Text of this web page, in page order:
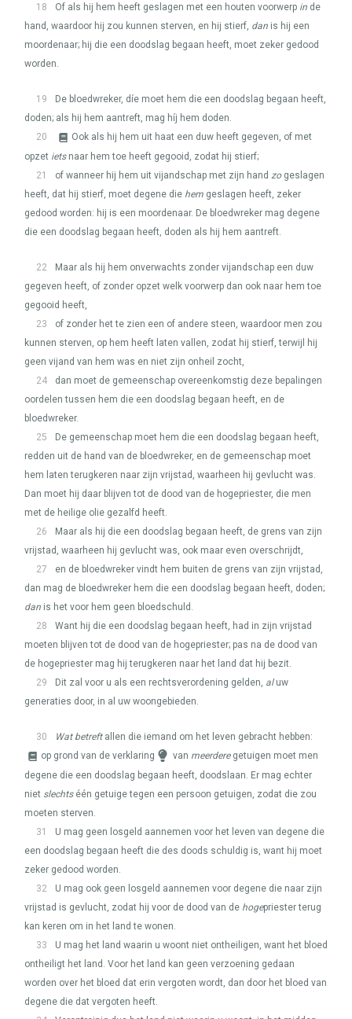
18
Of als hij hem heeft geslagen met een houten voorwerp in de
hand, waardoor hij zou kunnen sterven, en hij stierf, dan is hij een
moordenaar; hij die een doodslag begaan heeft, moet zeker gedood
worden.
19
De bloedwreker, díe moet hem die een doodslag begaan heeft,
doden; als hij hem aantreft, mag híj hem doden.
20
Ook als hij hem uit haat een duw heeft gegeven, of met
opzet ietsnaar hem toe heeft gegooid, zodat hij stierf;
21
of wanneer hij hem uit vijandschap met zijn hand zogeslagen
heeft, dat hij stierf, moet degene die hem geslagen heeft, zeker
gedood worden: hij is een moordenaar. De bloedwreker mag degene
die een doodslag begaan heeft, doden als hij hem aantreft.
22
Maar als hij hem onverwachts zonder vijandschap een duw
gegeven heeft, of zonder opzet welk voorwerp dan ook naar hem toe
gegooid heeft,
23
of zonder het te zien een of andere steen, waardoor men zou
kunnen sterven, op hem heeft laten vallen, zodat hij stierf, terwijl hij
geen vijand van hem was en niet zijn onheil zocht,
24
dan moet de gemeenschap overeenkomstig deze bepalingen
oordelen tussen hem die een doodslag begaan heeft, en de
bloedwreker.
25
De gemeenschap moet hem die een doodslag begaan heeft,
redden uit de hand van de bloedwreker, en de gemeenschap moet
hem laten terugkeren naar zijn vrijstad, waarheen hij gevlucht was.
Dan moet hij daar blijven tot de dood van de hogepriester, die men
met de heilige olie gezalfd heeft.
26
Maar als hij die een doodslag begaan heeft, de grens van zijn
vrijstad, waarheen hij gevlucht was, ook maar even overschrijdt,
27
en de bloedwreker vindt hem buiten de grens van zijn vrijstad,
dan mag de bloedwreker hem die een doodslag begaan heeft, doden;
dan is het voor hem geen bloedschuld.
28
Want hij die een doodslag begaan heeft, had in zijn vrijstad
moeten blijven tot de dood van de hogepriester; pas na de dood van
de hogepriester mag hij terugkeren naar het land dat hij bezit.
29
Dit zal voor u als een rechtsverordening gelden, aluw
generaties door, in al uw woongebieden.
30 Wat betreftallen die iemand om het leven gebracht hebben:
op grond van de verklaring
van meerderegetuigen moet men
degene die een doodslag begaan heeft, doodslaan. Er mag echter
niet slechtséén getuige tegen een persoon getuigen, zodat die zou
moeten sterven.
31
U mag geen losgeld aannemen voor het leven van degene die
een doodslag begaan heeft die des doods schuldig is, want hij moet
zeker gedood worden.
32
U mag ook geen losgeld aannemen voor degene die naar zijn
vrijstad is gevlucht, zodat hij voor de dood van de hogepriester terug
kan keren om in het land te wonen.
33
U mag het land waarin u woont niet ontheiligen, want het bloed
ontheiligt het land. Voor het land kan geen verzoening gedaan
worden over het bloed dat erin vergoten wordt, dan door het bloed van
degene die dat vergoten heeft.